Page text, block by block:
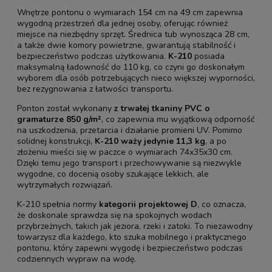
Wnętrze pontonu o wymiarach 154 cm na 49 cm zapewnia
wygodną przestrzeń dla jednej osoby, oferując również
miejsce na niezbędny sprzęt. Średnica tub wynosząca 28 cm,
a także dwie komory powietrzne, gwarantują stabilność i
bezpieczeństwo podczas użytkowania. K-210 posiada
maksymalną ładowność do 110 kg, co czyni go doskonałym
wyborem dla osób potrzebujących nieco większej wyporności,
bez rezygnowania z łatwości transportu.
Ponton został wykonany z trwałej tkaniny PVC o
gramaturze 850 g/m², co zapewnia mu wyjątkową odporność
na uszkodzenia, przetarcia i działanie promieni UV. Pomimo
solidnej konstrukcji, K-210 waży jedynie 11,3 kg, a po
złożeniu mieści się w paczce o wymiarach 74x35x30 cm.
Dzięki temu jego transport i przechowywanie są niezwykle
wygodne, co docenią osoby szukające lekkich, ale
wytrzymałych rozwiązań.
K-210 spełnia normy kategorii projektowej D, co oznacza,
że doskonale sprawdza się na spokojnych wodach
przybrzeżnych, takich jak jeziora, rzeki i zatoki. To niezawodny
towarzysz dla każdego, kto szuka mobilnego i praktycznego
pontonu, który zapewni wygodę i bezpieczeństwo podczas
codziennych wypraw na wodę.